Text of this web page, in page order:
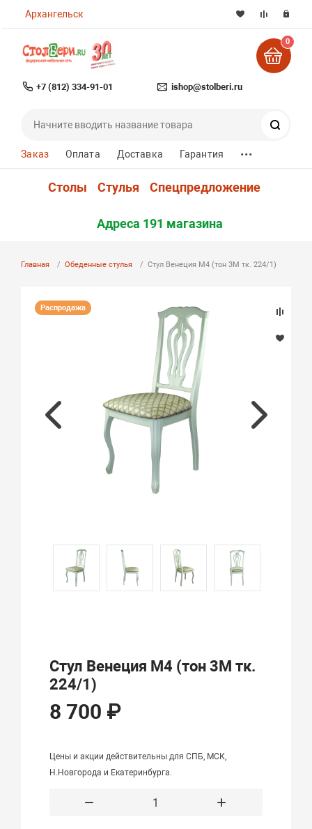
Архангельск
+7 (812) 334-91-01 ishop@stolberi.ru
0
Заказ Оплата Доставка Гарантия ...
Столы Стулья Спецпредложение
Адреса 191 магазина
Главная Обеденные стулья Стул Венеция М4 (тон 3М тк. 224/1)
Распродажа
Стул Венеция М4 (тон 3М тк.
224/1)
8 700 ₽
Цены и акции действительны для СПБ, МСК,
Н.Новгорода и Екатеринбурга.